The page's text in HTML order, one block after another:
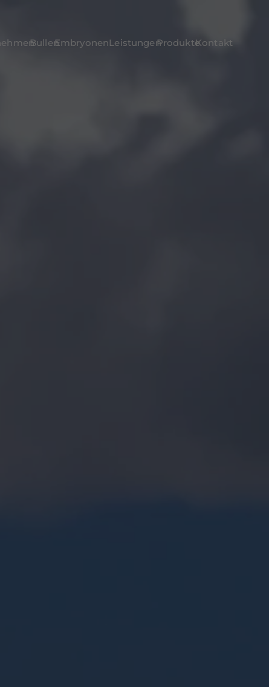
BullenEmbryonenLeistungenProdukteKontakt